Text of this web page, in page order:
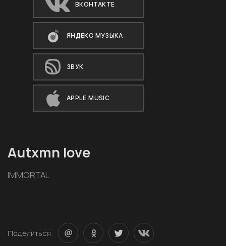
ВКОНТАКТЕ
ЯНДЕКС МУЗЫКА
ЗВУК
APPLE MUSIC
Autxmn love
IMMORTAL
Поделиться: